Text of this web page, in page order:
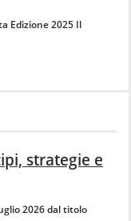
Edizione 2025 Il
strategie e
2026 dal titolo